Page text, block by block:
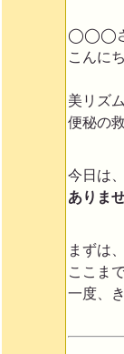
◯◯◯
こんに
美リズ
便秘の
今日は、
ありませ
まずは、
ここま
一度、